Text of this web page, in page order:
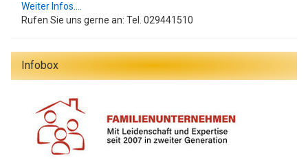
Weiter Infos....
Rufen Sie uns gerne an: Tel. 029441510
Infobox